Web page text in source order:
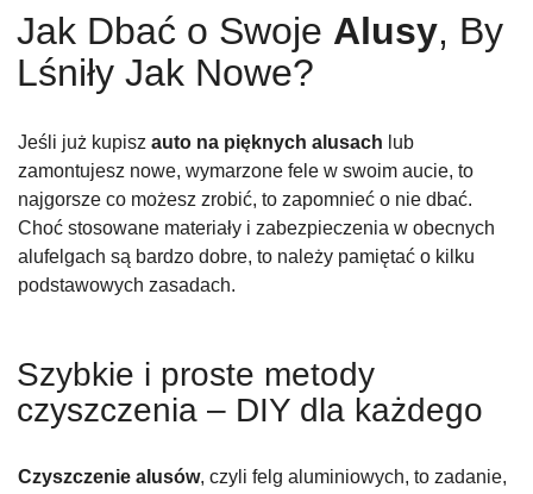
Jak Dbać o Swoje Alusy, By
Lśniły Jak Nowe?
Jeśli już kupisz auto na pięknych alusach lub
zamontujesz nowe, wymarzone fele w swoim aucie, to
najgorsze co możesz zrobić, to zapomnieć o nie dbać.
Choć stosowane materiały i zabezpieczenia w obecnych
alufelgach są bardzo dobre, to należy pamiętać o kilku
podstawowych zasadach.
Szybkie i proste metody
czyszczenia – DIY dla każdego
Czyszczenie alusów, czyli felg aluminiowych, to zadanie,